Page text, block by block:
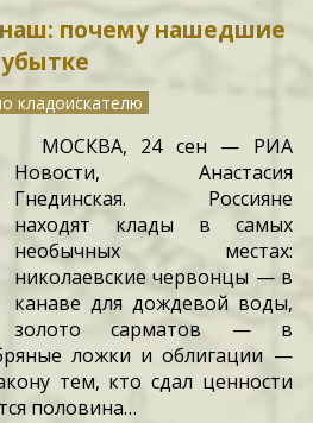
почему нашедшие
кладоискателю
МОСКВА, 24 сен — РИА
Новости, Анастасия
Гнединская. Россияне
находят клады в самых
необычных местах:
николаевские червонцы — в
канаве для дождевой воды,
золото сарматов — в
ложки и облигации —
тем, кто сдал ценности
половина…